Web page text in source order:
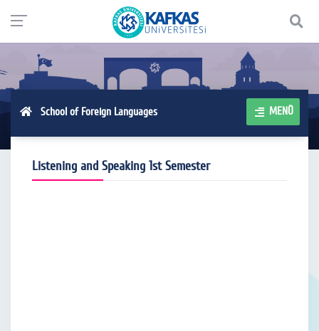
School of Foreign Languages MENÜ
Listening and Speaking 1st Semester